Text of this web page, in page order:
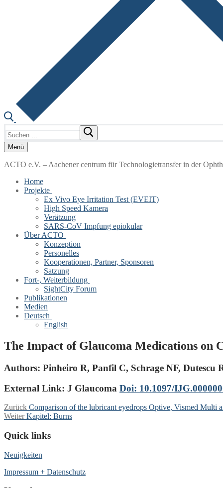
nach:
Menü
ACTO e.V. – Aachener centrum für Technologietransfer in der
Home
Projekte
Ex Vivo Eye Irritation Test (EVEIT)
High Speed Kamera
Verätzung
SARS-CoV Impfung epiokular
Über ACTO
Konzeption
Personelles
Kooperationen, Partner, Sponsoren
Satzung
Fort-, Weiterbildung
SightCity Forum
Publikationen
Medien
Deutsch
English
The Impact of Glaucoma Medications on
Authors: Pinheiro R, Panfil C, Schrage NF, Dutescu
External Link: J Glaucoma Doi: 10.1097/
Beitragsnavigation
Zurück Vorheriger
Beitrag:
Comparison of the lubricant eyedrops Optive, Vismed Multi
Weiter Nächster
Kapitel: Burns
Quick links
Neuigkeiten
Impressum + Datenschutz